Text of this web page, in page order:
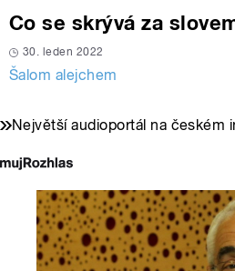
Co se skrývá za
30. leden 2022
Šalom alejchem
Největší audioportál na českém